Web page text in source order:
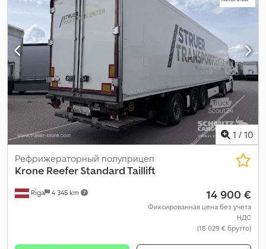
1 / 10
Riga 4 345 km
Рефрижераторный полуприцеп
Krone Reefer Standard Taillift
14 900 €
Фиксированная цена без учета
НДС
(18 029 € брутто)